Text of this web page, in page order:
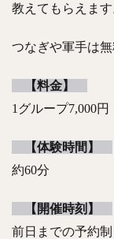
教えてもらえます
つなぎや軍手は
【料金】
1グループ7,000円
【体験時間】
約60分
【開催時刻】
前日までの予約制